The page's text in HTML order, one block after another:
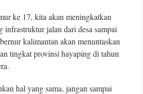
ke 17, kita akan meningkatkan
infrastruktur jalan dari desa sampai
kalimantan akan menuntaskan
tingkat provinsi hayaping di tahun
hal yang sama, jangan sampai